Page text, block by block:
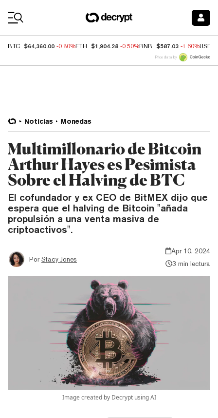
BTC $64,360.00 -0.80%ETH $1,904.28 -0.50%BNB $587.03 -1.60%USDC
Price data by
Noticias Monedas
Multimillonario de Bitcoin
Arthur Hayes es Pesimista
Sobre el Halving de BTC
El cofundador y ex CEO de BitMEX dijo que
espera que el halving de Bitcoin "añada
propulsión a una venta masiva de
criptoactivos".
Por Stacy Jones
Apr 10, 2024
3 min lectura
Image created by Decrypt using AI